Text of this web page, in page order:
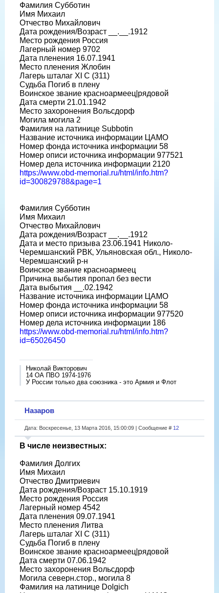
Фамилия Субботин
Имя Михаил
Отчество Михайлович
Дата рождения/Возраст __.__.1912
Место рождения Россия
Лагерный номер 9702
Дата пленения 16.07.1941
Место пленения Жлобин
Лагерь шталаг XI C (311)
Судьба Погиб в плену
Воинское звание красноармеец|рядовой
Дата смерти 21.01.1942
Место захоронения Вольсдорф
Могила могила 2
Фамилия на латинице Subbotin
Название источника информации ЦАМО
Номер фонда источника информации 58
Номер описи источника информации 977521
Номер дела источника информации 2120
https://www.obd-memorial.ru/html/info.htm?
id=300829788&page=1
Фамилия Субботин
Имя Михаил
Отчество Михайлович
Дата рождения/Возраст __.__.1912
Дата и место призыва 23.06.1941 Николо-
Черемшанский РВК, Ульяновская обл., Николо-
Черемшанский р-н
Воинское звание красноармеец
Причина выбытия пропал без вести
Дата выбытия __.02.1942
Название источника информации ЦАМО
Номер фонда источника информации 58
Номер описи источника информации 977520
Номер дела источника информации 186
https://www.obd-memorial.ru/html/info.htm?
id=65026450
Николай Викторович
14 ОА ПВО 1974-1976
У России только два союзника - это Армия и Флот
Назаров
Дата: Воскресенье, 13 Марта 2016, 15:00:09 | Сообщение # 12
В числе неизвестных:
Фамилия Долгих
Имя Михаил
Отчество Дмитриевич
Дата рождения/Возраст 15.10.1919
Место рождения Россия
Лагерный номер 4542
Дата пленения 09.07.1941
Место пленения Литва
Лагерь шталаг XI C (311)
Судьба Погиб в плену
Воинское звание красноармеец|рядовой
Дата смерти 07.06.1942
Место захоронения Вольсдорф
Могила северн.стор., могила 8
Фамилия на латинице Dolgich